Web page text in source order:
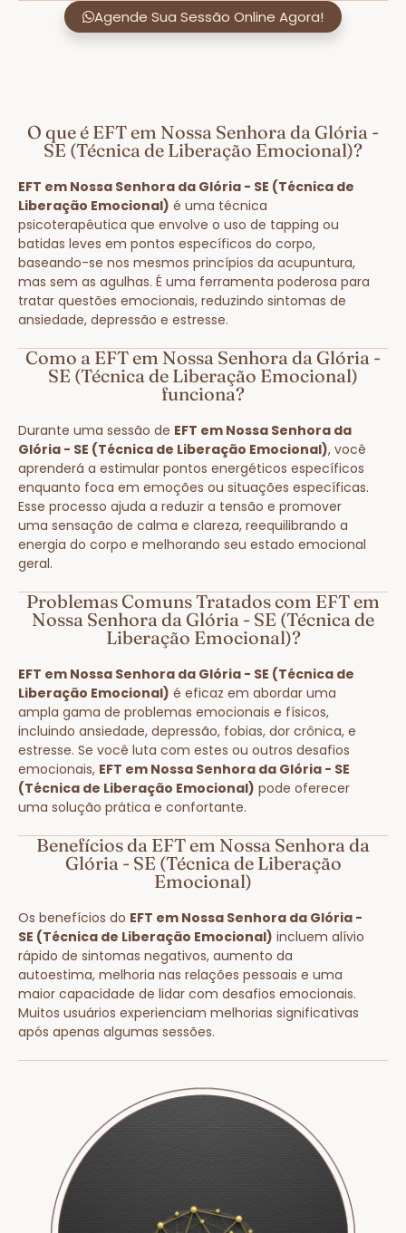
Agende Sua Sessão Online Agora!
O que é EFT em Nossa Senhora da Glória -
SE (Técnica de Liberação Emocional)?
EFT em Nossa Senhora da Glória - SE (Técnica de
Liberação Emocional) é uma técnica
psicoterapêutica que envolve o uso de tapping ou
batidas leves em pontos específicos do corpo,
baseando-se nos mesmos princípios da acupuntura,
mas sem as agulhas. É uma ferramenta poderosa para
tratar questões emocionais, reduzindo sintomas de
ansiedade, depressão e estresse.
Como a EFT em Nossa Senhora da Glória -
SE (Técnica de Liberação Emocional)
funciona?
Durante uma sessão de EFT em Nossa Senhora da
Glória - SE (Técnica de Liberação Emocional), você
aprenderá a estimular pontos energéticos específicos
enquanto foca em emoções ou situações específicas.
Esse processo ajuda a reduzir a tensão e promover
uma sensação de calma e clareza, reequilibrando a
energia do corpo e melhorando seu estado emocional
geral.
Problemas Comuns Tratados com EFT em
Nossa Senhora da Glória - SE (Técnica de
Liberação Emocional)?
EFT em Nossa Senhora da Glória - SE (Técnica de
Liberação Emocional) é eficaz em abordar uma
ampla gama de problemas emocionais e físicos,
incluindo ansiedade, depressão, fobias, dor crônica, e
estresse. Se você luta com estes ou outros desafios
emocionais, EFT em Nossa Senhora da Glória - SE
(Técnica de Liberação Emocional) pode oferecer
uma solução prática e confortante.
Benefícios da EFT em Nossa Senhora da
Glória - SE (Técnica de Liberação
Emocional)
Os benefícios do EFT em Nossa Senhora da Glória -
SE (Técnica de Liberação Emocional) incluem alívio
rápido de sintomas negativos, aumento da
autoestima, melhoria nas relações pessoais e uma
maior capacidade de lidar com desafios emocionais.
Muitos usuários experienciam melhorias significativas
após apenas algumas sessões.